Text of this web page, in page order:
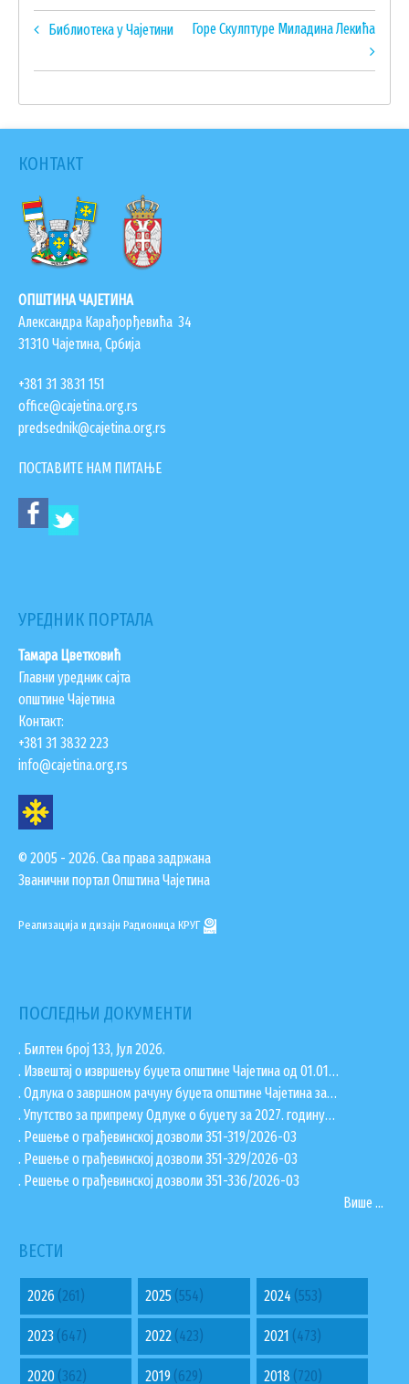
ДОКУМЕНТА
ВАЖНИ ТЕЛЕФОНИ
ПОСТАВИТЕ ПИТАЊЕ
SEARCH
FORM
ПРЕТРАЖИ
Book
for
Атеље
Трнава
-
Владимир
Митровић
Библиотека у Чајетини ГореСкулптуре Миладина Лекића
КОНТАКТ
ОПШТИНА ЧАЈЕТИНА
Александра Карађорђевића 34
31310 Чајетина, Србија
+381 31 3831 151
office@cajetina.org.rs
predsednik@cajetina.org.rs
ПОСТАВИТЕ НАМ ПИТАЊЕ
УРЕДНИК ПОРТАЛА
Тамара Цветковић
Главни уредник сајта
општине Чајетина
Контакт:
+381 31 3832 223
info@cajetina.org.rs
© 2005 - 2026. Сва права задржана
Званични портал Општина Чајетина
Реализација и дизајн Радионица КРУГ
ПОСЛЕДЊИ ДОКУМЕНТИ
. Билтен број 133, Јул 2026.
. Извештај о извршењу буџета општине Чајетина од 01.01…
. Одлука о завршном рачуну буџета општине Чајетина за…
. Упутство за припрему Одлуке о буџету за 2027. годину…
. Решење о грађевинској дозволи 351-319/2026-03
. Решење о грађевинској дозволи 351-329/2026-03
. Решење о грађевинској дозволи 351-336/2026-03
Више ...
ВЕСТИ
2026 (261) 2025 (554) 2024 (553)
2023 (647) 2022 (423) 2021 (473)
2020 (362) 2019 (629) 2018 (720)